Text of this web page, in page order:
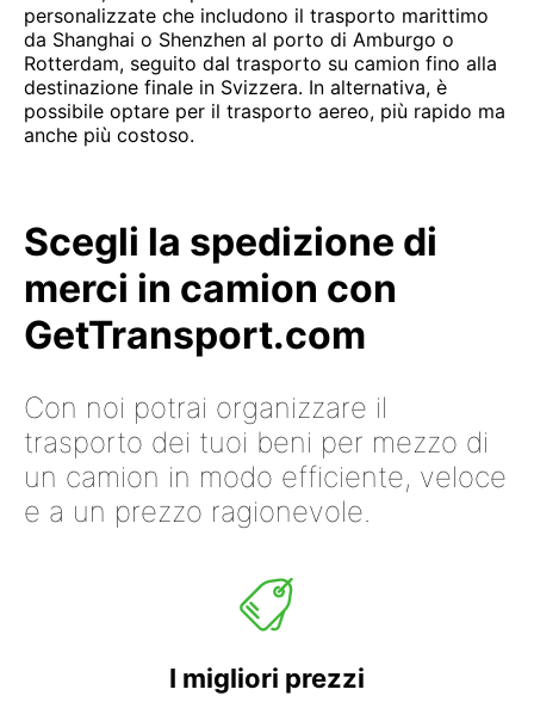
personalizzate che includono il trasporto marittimo
da Shanghai o Shenzhen al porto di Amburgo o
Rotterdam, seguito dal trasporto su camion fino alla
destinazione finale in Svizzera. In alternativa, è
possibile optare per il trasporto aereo, più rapido ma
anche più costoso.
Scegli la spedizione di
merci in camion con
GetTransport.com
Con noi potrai organizzare il
trasporto dei tuoi beni per mezzo di
un camion in modo efficiente, veloce
e a un prezzo ragionevole.
I migliori prezzi